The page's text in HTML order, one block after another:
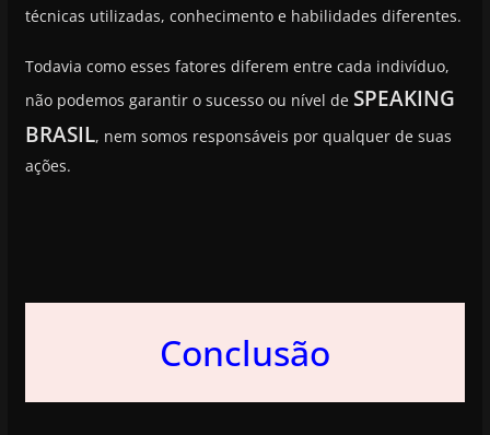
técnicas utilizadas, conhecimento e habilidades diferentes.
Todavia como esses fatores diferem entre cada indivíduo,
não podemos garantir o sucesso ou nível de SPEAKING
BRASIL, nem somos responsáveis por qualquer de suas
ações.
Conclusão